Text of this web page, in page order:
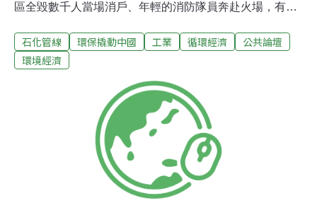
區全毀數千人當場消戶、年輕的消防隊員奔赴火場，有去
徑，或消音。從先前小的爆炸，再引發第二次巨大規模爆
炸，可見覃狀雲燃燒整個夜空，攝影的畫面先是看到巨大
散落勝過電影特效。環保團體指出，事發地點疑似儲存大
量有毒有害易燃易爆化學品，後續存在的毒物擴散風險，
不得不防範對鄰近區域造成二次危害，環團並呼籲鄰近居
民必須注意自我防護。網路流傳黑色幽默：中國已進入
「隨機死亡」社會媒體細數中國今年的數起特大爆炸案：
4月6號，福建漳州古雷PX項目發生爆炸，爆炸的火球照亮
夜空，而就在2013年，廠區也曾經發生爆炸。 4月21號，
石化管線 環保撬動中國 工業 循環經濟
公共論壇
環境經濟